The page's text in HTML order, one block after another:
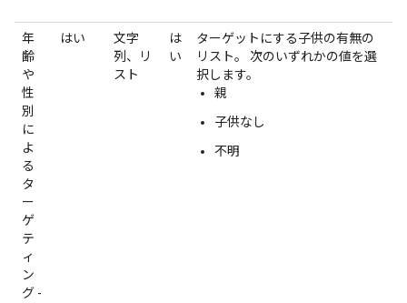
年
齢
や
性
別
に
よ
る
タ
ー
ゲ
テ
ィ
ン
グ -
はい
文字
列、リ
スト
は
い
ターゲットにする子供の有無の
リスト。 次のいずれかの値を選
択します。
親
子供なし
不明